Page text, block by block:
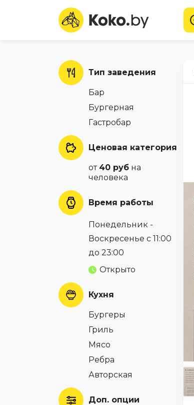
Тип заведения
Бар
Бургерная
Гастробар
Ценовая категория
от 40 руб на
человека
Время работы
Понедельник -
Воскресенье с 11:00
до 23:00
Открыто
Кухня
Бургеры
Гриль
Мясо
Ребра
Авторская
Доп. опции